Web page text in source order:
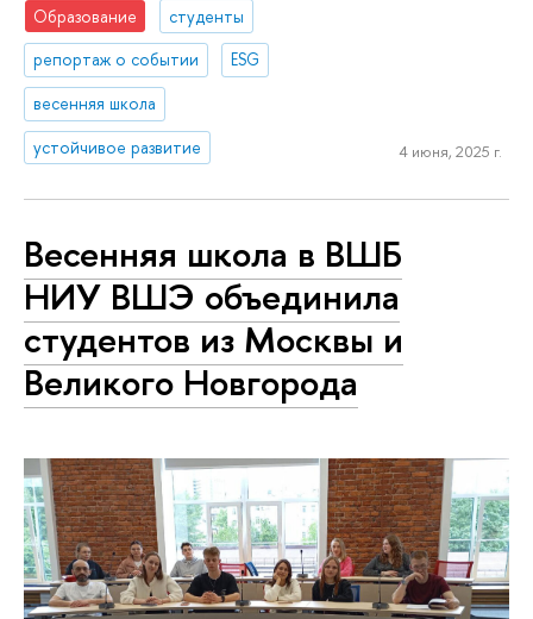
Образование
студенты
репортаж о событии
ESG
весенняя школа
устойчивое развитие
4 июня, 2025 г.
Весенняя школа в ВШБ
НИУ ВШЭ объединила
студентов из Москвы и
Великого Новгорода